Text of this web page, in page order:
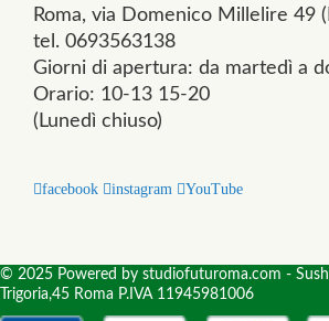
Roma, via Domenico Millelire 49
tel. 0693563138
Giorni di apertura: da martedì a
Orario: 10-13 15-20
(Lunedì chiuso)
facebook instagram YouTube
© 2025 Powered by studiofuturoma.com -
Trigoria,45 Roma P.IVA 11945981006